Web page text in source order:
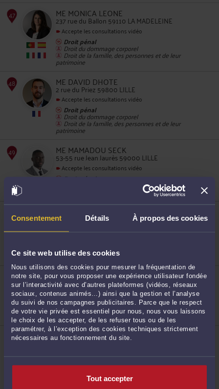
Consentement Détails À propos des cookies
Ce site web utilise des cookies
Nous utilisons des cookies pour mesurer la fréquentation de
notre site, pour vous proposer une expérience utilisateur fondée
sur l’interactivité avec d’autres plateformes (vidéos, réseaux
sociaux, contenus animés…) ainsi que la gestion et l’analyse
du suivi de nos campagnes publicitaires. Parce que le respect
de votre vie privée est essentiel pour nous, nous vous laissons
le choix de les accepter, de les refuser tous ou de les
paramétrer, à l’exception des cookies techniques strictement
nécessaires au fonctionnement du site.
Tout accepter
ME MONICA LEONE
237 rue du Ballon 59110 LA MADELEINE
Accepte les consultations vidéo
Droit pénal
Droit du dommage corporel
Droit de la famille, des personnes et de leur
patrimoine
48
ME DAVID DHOTE
2 rue du Priez 59800 LILLE
Accepte les consultations vidéo
Droit pénal
Droit du dommage corporel
Droit de la famille, des personnes et de leur
patrimoine
49
ME MAMADOU SECK
53-55 rue Jean Jaurès 59000 LILLE
Accepte les consultations vidéo
Droit pénal
Droit des étrangers et de la nationalité
Droit international et de l'Union européenne
ME JUSTINE LOCURATOLO
28 place du Neuf Bourg 59300 VALENCIENNES
Accepte les consultations vidéo
Droit des enfants
ME NATHALIE GARBUIO
188 avenue Anatole France 59410 ANZIN
Droit pénal
Droit du travail
Droit de la famille, des personnes et de leur
patrimoine
ME BÉLINDA BOUBAKER
82, rue Alphonse Mercier 59800 LILLE
Droit pénal
Droit routier et de la circulation routière
Droit des étrangers et de la nationalité